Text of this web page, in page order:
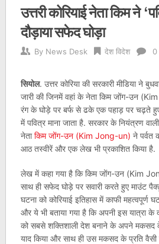
उत्तरी कोरियाई नेता किम ने
दौड़ाया सफेद घोड़ा
By News Desk देश विदेश 0
सियोल. उत्तर कोरिया की सरकारी मीडिया ने
जारी की जिनमें वहां के नेता किम जोंग-उन
रंग के घोड़े पर बर्फ से ढके एक पहाड़ पर चढ़ते
में पवित्र माना जाता है. सरकार के नियंत्रण
नेताकिम जोंग-उन (Kim Jong-un) ने पर्वत
आठ तस्वीरें और एक लेख भी प्रकाशित किया है.
लेख में कहा गया है कि किम जोंग-उन (Kim
साथ ही सफेद घोड़े पर सवारी करते हुए माउंट
घटना को कोरियाई इतिहास में काफी महत्वपूर्ण
और ये भी बताया गया है कि अपनी इस यात्रा
को सबसे शक्तिशाली देश बनाने के अपने मकसद
याद किया और साथ ही उस मकसद के प्रति वैसी